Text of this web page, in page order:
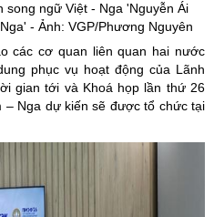
song ngữ Việt - Nga 'Nguyễn Ái
- Ảnh: VGP/Phương Nguyên
các cơ quan liên quan hai nước
phục vụ hoạt động của Lãnh
gian tới và Khoá họp lần thứ 26
– Nga dự kiến sẽ được tổ chức tại